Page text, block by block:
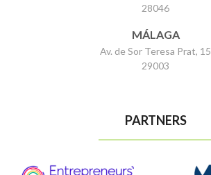
28046
MÁLAGA
Av. de Sor Teresa Prat, 15
29003
PARTNERS